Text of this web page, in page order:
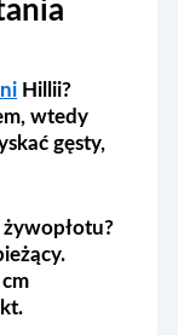
Hillii?
wtedy
gęsty,
żywopłotu?